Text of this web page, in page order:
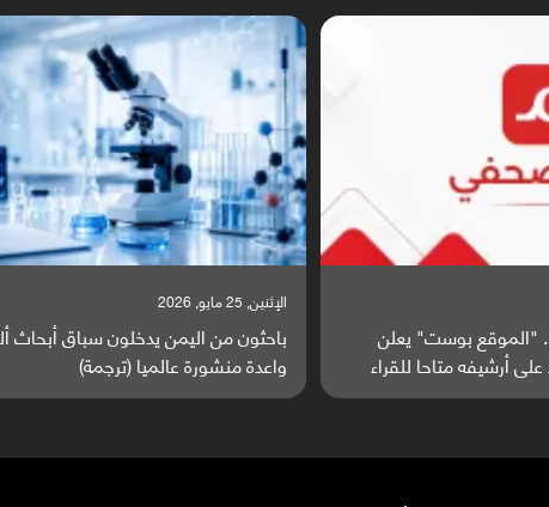
"الموقع بوست" يعلن
أرشيفه متاحا للقراء
الإثنين, 25 مايو, 2026
باحثون من اليمن يدخلون سباق أبحاث
واعدة منشورة عالميا (ترجمة)